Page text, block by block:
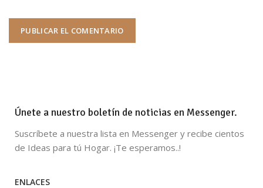
Únete a nuestro boletín de noticias en Messenger.
Suscríbete a nuestra lista en Messenger y recibe cientos
de Ideas para tú Hogar. ¡Te esperamos..!
ENLACES